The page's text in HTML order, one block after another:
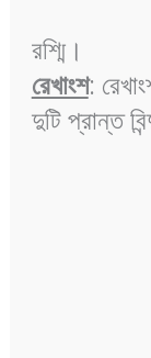
রশ্মি।
রেখাংশ:
দুটি প্রান্ত